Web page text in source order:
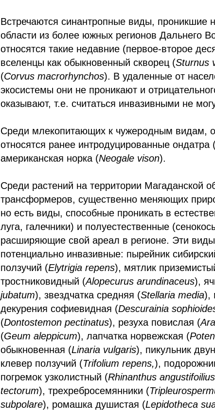
Встречаются синантропные виды, проникшие
области из более южных регионов Дальнего
относятся такие недавние (первое-второе
вселенцы как обыкновенный скворец (Sturnus
(Corvus macrorhynchos). В удаленные от
экосистемы они не проникают и
оказывают, т.е. считаться инвазивными не
Среди млекопитающих к чужеродным видам,
относятся ранее интродуцированные ондатра
американская норка (Neogale vison).
Среди растений на территории Магаданской
трансформеров, существенно меняющих
но есть виды, способные проникать в
луга, галечники) и полуестественные
расширяющие свой ареал в регионе. Эти
потенциально инвазивные: пырейник
ползучий (Elytrigia repens), мятлик
тростниковидный (Alopecurus arundinaceus),
jubatum), звездчатка средняя (Stellaria media),
декурения софиевидная (Descurainia
(Dontostemon pectinatus), резуха повислая (
(Geum aleppicum), лапчатка норвежская (
обыкновенная (Linaria vulgaris), пикульник
клевер ползучий (Trifolium repens,),
погремок узколистный (Rhinanthus angustifoilius
tectorum), трехребросемянники (
subpolare), ромашка душистая (Lepidotheca